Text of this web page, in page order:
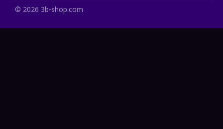
Healing
Heist (7)
© 2026 3b-shop.com